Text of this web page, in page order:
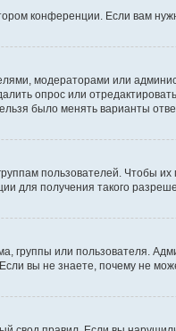
конференции. Если вам
модераторами или
опрос или
было менять варианты
пользователей. Чтобы
для получения такого
группы или пользователя.
вы не знаете, почему не